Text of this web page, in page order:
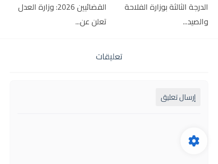
الدرجة الثالثة بوزارة الفلاحة
والصيد...
القضائيين 2026: وزارة العدل
تعلن عن...
تعليقات
إرسال تعليق